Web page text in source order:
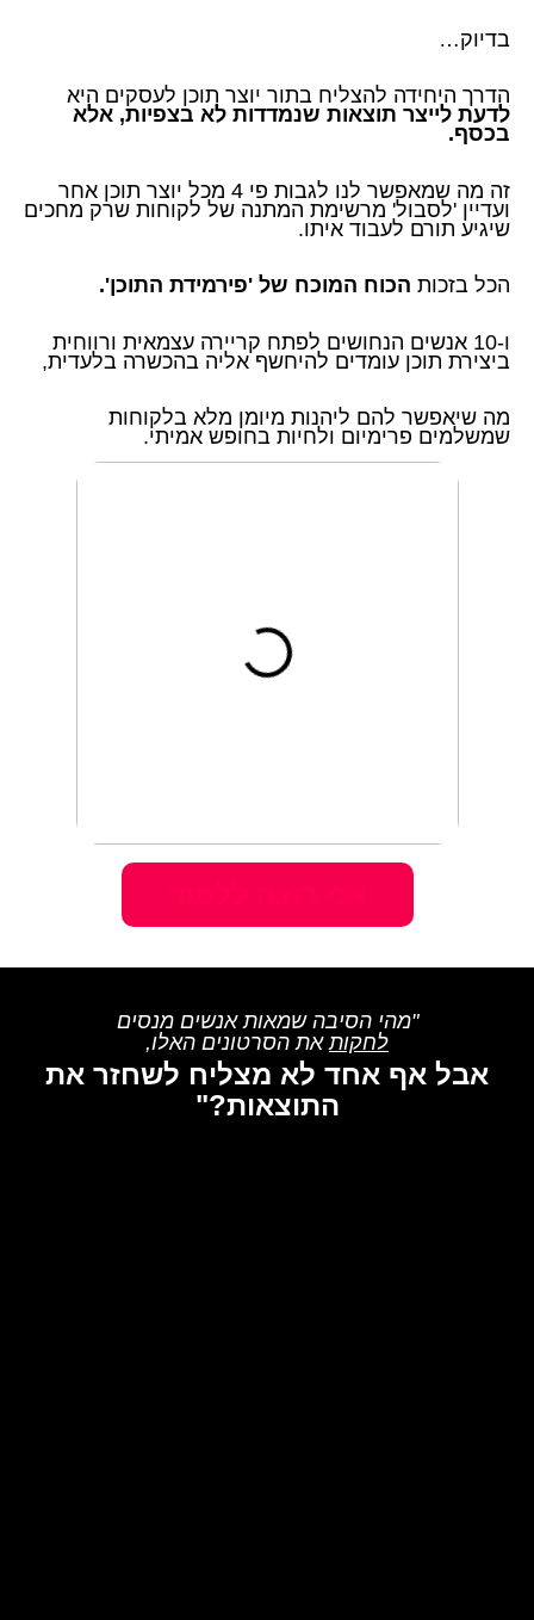
בדיוק…
הדרך היחידה להצליח בתור יוצר תוכן לעסקים היא
לדעת לייצר תוצאות שנמדדות לא בצפיות, אלא
בכסף.
זה מה שמאפשר לנו לגבות פי 4 מכל יוצר תוכן אחר
ועדיין 'לסבול' מרשימת המתנה של לקוחות שרק מחכים
שיגיע תורם לעבוד איתו.
הכל בזכות הכוח המוכח של 'פירמידת התוכן'.
ו-10 אנשים הנחושים לפתח קריירה עצמאית ורווחית
ביצירת תוכן עומדים להיחשף אליה בהכשרה בלעדית,
מה שיאפשר להם ליהנות מיומן מלא בלקוחות
שמשלמים פרימיום ולחיות בחופש אמיתי.
"מהי הסיבה שמאות אנשים מנסים
לחקותאת הסרטונים האלו,
אבל אף אחד לא מצליח לשחזר את
התוצאות?"